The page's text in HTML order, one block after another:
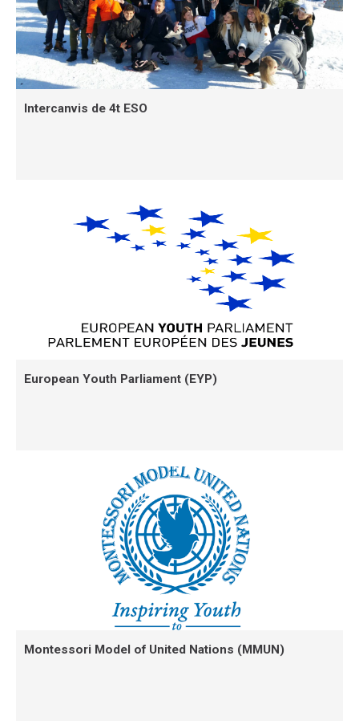
Intercanvis de 4t ESO
European Youth Parliament (EYP)
Montessori Model of United Nations (MMUN)